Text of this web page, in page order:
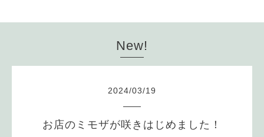
New!
2024/03/19
お店のミモザが咲きはじめました！